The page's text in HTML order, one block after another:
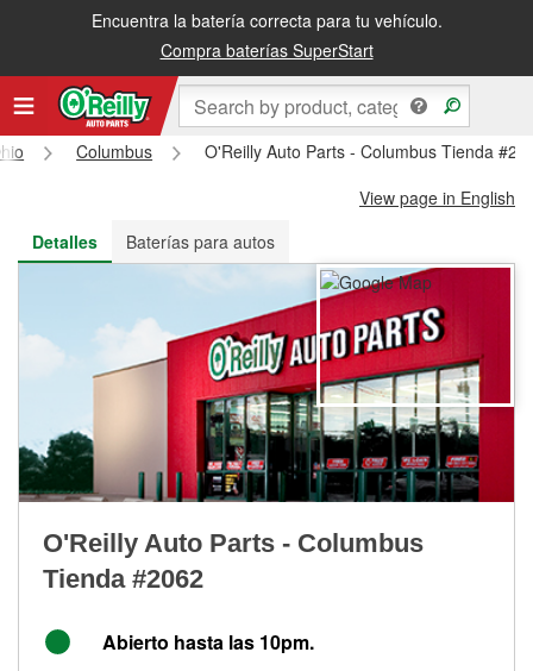
Encuentra la batería correcta para tu vehículo.
Compra baterías SuperStart
Recibe tu orden gratis al día siguiente o recógela en la tienda
Columbus
O'Reilly Auto Parts - Columbus Tienda
View page in English
Detalles
Baterías para autos
O'Reilly Auto Parts - Columbus
Tienda #2062
Abierto hasta las 10pm.